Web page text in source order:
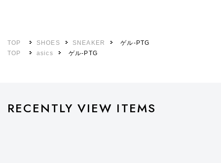
TOP SHOES SNEAKER
ゲル-PTG
TOP
asics ゲル-PTG
RECENTLY VIEW ITEMS